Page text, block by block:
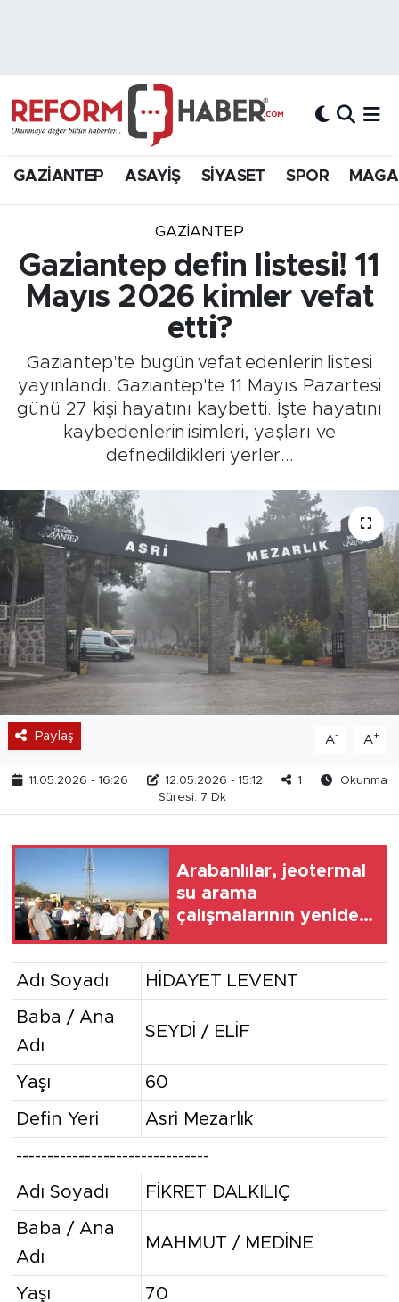
GAZİANTEP ASAYİŞ SİYASET SPOR
GAZIANTEP
Gaziantep defin listesi! 11
Mayıs 2026 kimler vefat
etti?
Gaziantep'te bugün vefat edenlerin listesi
yayınlandı. Gaziantep'te 11 Mayıs Pazartesi
günü 27 kişi hayatını kaybetti. İşte hayatını
kaybedenlerin isimleri, yaşları ve
defnedildikleri yerler...
Paylaş A- A+
11.05.2026 - 16:26 12.05.2026 - 15:12 1
Okunma
Süresi: 7 Dk
Arabanlılar, jeotermal
su arama
çalışmalarının yeniden
Adı Soyadı HİDAYET LEVENT
Baba / Ana
Adı
SEYDİ / ELİF
Yaşı 60
Defin Yeri Asri Mezarlık
-------------------------------
Adı Soyadı FİKRET DALKILIÇ
Baba / Ana
Adı
MAHMUT / MEDİNE
Yaşı 70
Hava Durumu
Süper Lig Puan Durumu ve Fikstür
Tüm Manşetler
Son Dakika Haberleri